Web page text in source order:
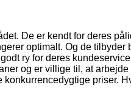
De er kendt for deres
optimalt. Og de tilbyder
ry for deres
og er villige til, at
priser.